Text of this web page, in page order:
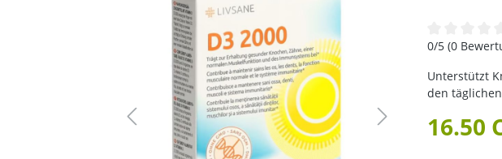
0/5 (0
Unterstützt
den
16.50